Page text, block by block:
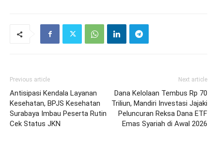
Previous article
Antisipasi Kendala Layanan
Kesehatan, BPJS Kesehatan
Surabaya Imbau Peserta Rutin
Cek Status JKN
Next article
Dana Kelolaan Tembus Rp 70
Triliun, Mandiri Investasi Jajaki
Peluncuran Reksa Dana ETF
Emas Syariah di Awal 2026